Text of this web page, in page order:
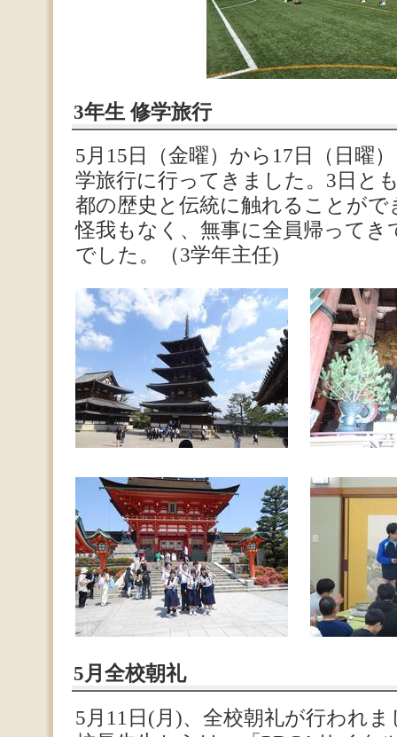
3年生 修学旅行
5月15日（金曜）から17日（日曜
学旅行に行ってきました。3日と
都の歴史と伝統に触れることが
怪我もなく、無事に全員帰って
でした。（3学年主任)
5月全校朝礼
5月11日(月)、全校朝礼が行われま